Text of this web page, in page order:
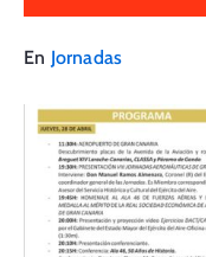
En Jornadas